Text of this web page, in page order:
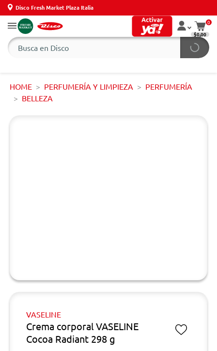
Disco Fresh Market Plaza Italia
0
$0,00
HOME PERFUMERÍA Y LIMPIEZA
PERFUMERÍA
BELLEZA
VASELINE
Crema corporal VASELINE
Cocoa Radiant 298 g